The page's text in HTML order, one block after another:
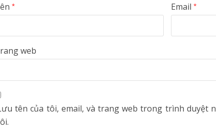
* Email *
web
tên của tôi, email, và trang web trong trình duyệt